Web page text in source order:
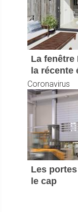
La fenêtre
la récente
Coronavirus
Les
le cap